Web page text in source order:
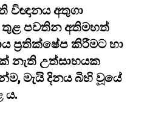
විඥානය අතුගා
තුළ පවතින අතිමහත්
ප්‍රතික්ෂේප කිරීමට හා
නැති උත්සාහයක
මැයි දිනය බිහි වූයේ
ය.